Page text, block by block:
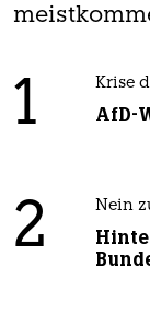
1 Krise
AfD-
2 Nein